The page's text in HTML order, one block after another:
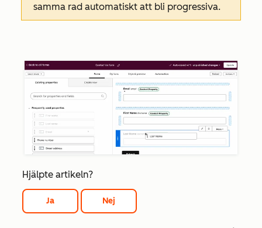
samma rad automatiskt att bli progressiva.
Hjälpte artikeln?
Ja Nej